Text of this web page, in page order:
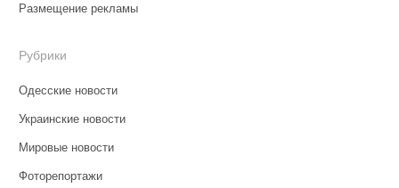
Размещение рекламы
Рубрики
Одесские новости
Украинские новости
Мировые новости
Фоторепортажи